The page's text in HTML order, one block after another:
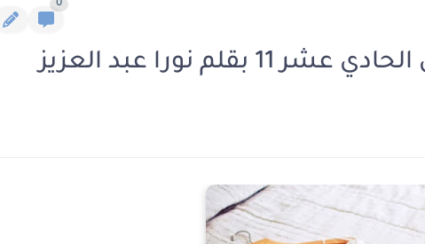
0
نورا عبد العزيز